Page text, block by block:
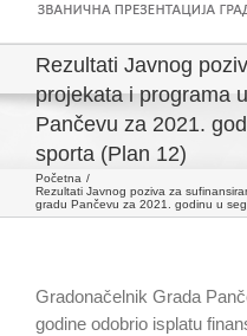
Rezultati Javnog
projekata i programa
Pančevu za 2021.
sporta (Plan 12)
Početna
Rezultati Javnog poziva za
gradu Pančevu za 2021. godinu u
Gradonačelnik Grada
godine odobrio isplatu